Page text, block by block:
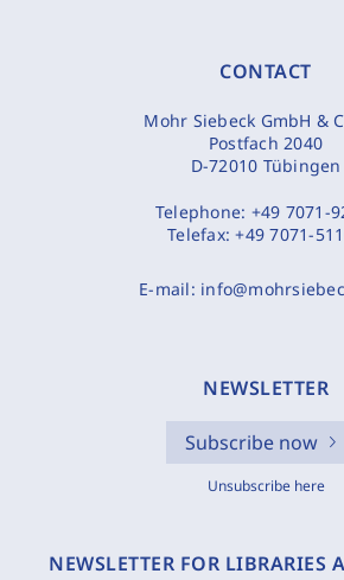
CONTACT
Mohr Siebeck GmbH &
Postfach 2040
D-72010 Tübingen
Telephone: +49 7071-
Telefax:+49 7071-
E-mail:
NEWSLETTER
Subscribe now
Unsubscribe here
NEWSLETTER FOR LIBRARIES